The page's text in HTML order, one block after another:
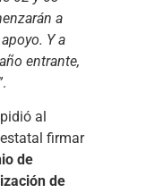
a
Y a
entrante,
.
al
firmar
de
de